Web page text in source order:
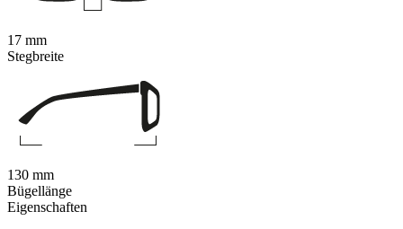
Eigenschaften
17 mm
Stegbreite
130 mm
Bügellänge